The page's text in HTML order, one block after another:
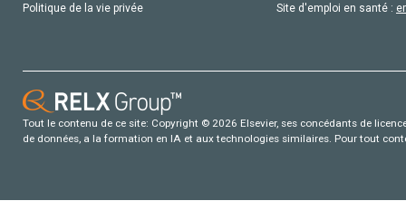
Politique de la vie privée
Site d'emploi en santé :
Tout le contenu de ce site: Copyright © 2026 Elsevier, ses concédants de
de données, a la formation en IA et aux technologies similaires. Pour tout